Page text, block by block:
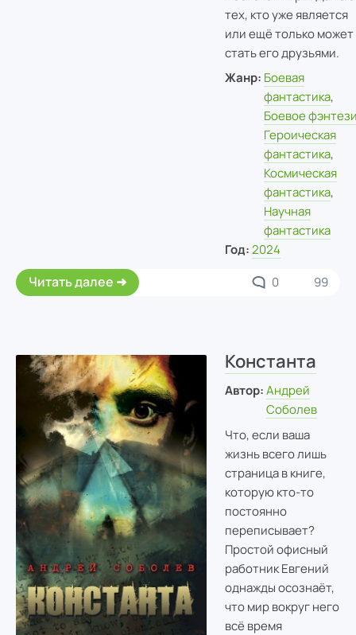
тех, кто уже является
или ещё только может
стать его друзьями.
Жанр: Боевая
фантастика,
Боевое
Героическая
фантастика,
Космическая
фантастика,
Научная
фантастика
Год: 2024
Читать далее 0 99
Константа
Автор: Андрей
Соболев
Что, если ваша
жизнь всего лишь
страница в книге,
которую кто-то
постоянно
переписывает?
Простой офисный
работник Евгений
однажды осознаёт,
что мир вокруг него
всё время